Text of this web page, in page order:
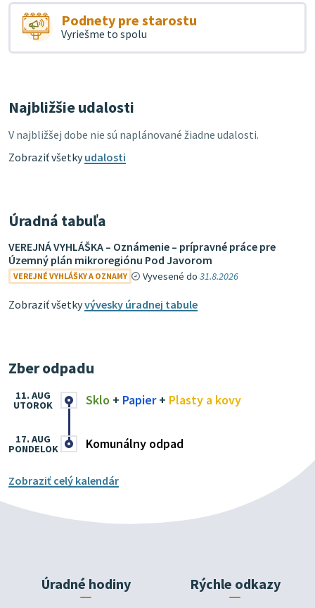
Podnety pre starostu
Vyriešme to spolu
Najbližšie udalosti
V najbližšej dobe nie sú naplánované žiadne udalosti.
Zobraziť všetkyudalosti
Úradná tabuľa
VEREJNÁ VYHLÁŠKA – Oznámenie – prípravné práce pre
Územný plán mikroregiónu Pod Javorom
VEREJNÉ VYHLÁŠKY A OZNAMY Vyvesené do31.8.2026
Zobraziť všetkyvývesky úradnej tabule
Zber odpadu
Sklo + Papier+ Plasty a kovy
11. AUG
UTOROK
Komunálny odpad
17. AUG
PONDELOK
Zobraziť celý kalendár
Úradné hodiny Rýchle odkazy